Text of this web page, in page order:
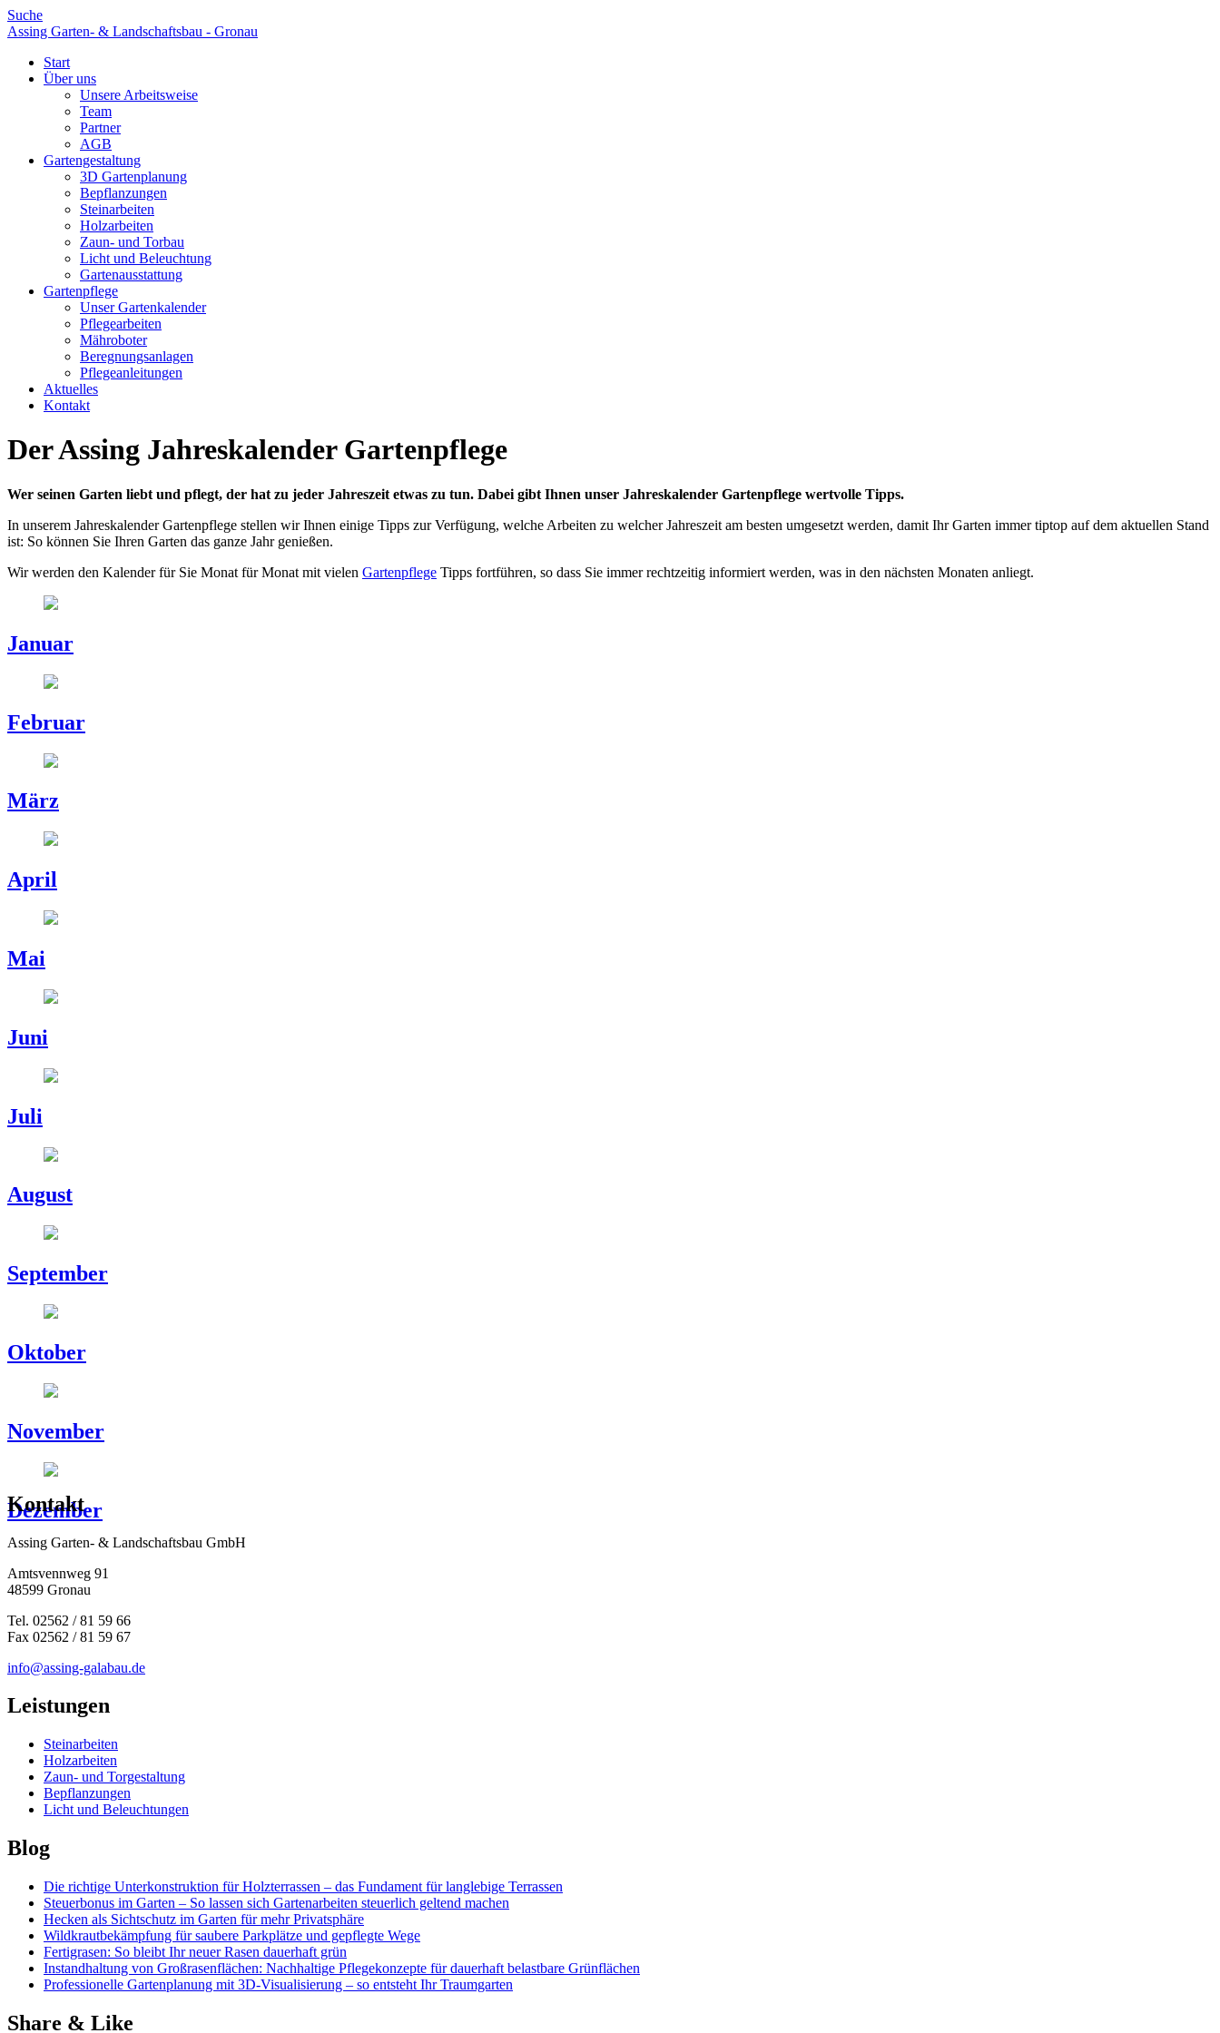
Suche
Assing Garten- & Landschaftsbau - Gronau
Start
Über uns
Unsere Arbeitsweise
Team
Partner
AGB
Gartengestaltung
3D Gartenplanung
Bepflanzungen
Steinarbeiten
Holzarbeiten
Zaun- und Torbau
Licht und Beleuchtung
Gartenausstattung
Gartenpflege
Unser Gartenkalender
Pflegearbeiten
Mähroboter
Beregnungsanlagen
Pflegeanleitungen
Aktuelles
Kontakt
Der Assing Jahreskalender Gartenpflege
Wer seinen Garten liebt und pflegt, der hat zu jeder Jahreszeit etwas zu tun. Dabei gibt Ihnen unser Jahreskalender Gartenpflege wertvolle Tipps.
In unserem Jahreskalender Gartenpflege stellen wir Ihnen einige Tipps zur Verfügung, welche Arbeiten zu welcher Jahreszeit am besten umgesetzt werden, damit Ihr Garten immer tiptop auf dem aktuellen Stand
ist: So können Sie Ihren Garten das ganze Jahr genießen.
Wir werden den Kalender für Sie Monat für Monat mit vielen Gartenpflege Tipps fortführen, so dass Sie immer rechtzeitig informiert werden, was in den nächsten Monaten anliegt.
Januar
Februar
März
April
Mai
Juni
Juli
August
September
Oktober
November
Dezember
Kontakt
Assing Garten- & Landschaftsbau GmbH
Amtsvennweg 91
48599 Gronau
Tel. 02562 / 81 59 66
Fax 02562 / 81 59 67
info@assing-galabau.de
Leistungen
Steinarbeiten
Holzarbeiten
Zaun- und Torgestaltung
Bepflanzungen
Licht und Beleuchtungen
Blog
Die richtige Unterkonstruktion für Holzterrassen – das Fundament für langlebige Terrassen
Steuerbonus im Garten – So lassen sich Gartenarbeiten steuerlich geltend machen
Hecken als Sichtschutz im Garten für mehr Privatsphäre
Wildkrautbekämpfung für saubere Parkplätze und gepflegte Wege
Fertigrasen: So bleibt Ihr neuer Rasen dauerhaft grün
Instandhaltung von Großrasenflächen: Nachhaltige Pflegekonzepte für dauerhaft belastbare Grünflächen
Professionelle Gartenplanung mit 3D-Visualisierung – so entsteht Ihr Traumgarten
Share & Like